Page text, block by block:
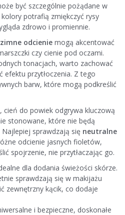
być szczególnie pożądane w
potrafią zmiękczyć rysy
zdrowo i promiennie.
zimne odcienie mogą akcentować
czy cienie pod oczami.
tonacjach, warto zachować
efektu przytłoczenia. Z tego
barw, które mogą podkreślić
, cień do powiek odgrywa kluczową
stonowane, które nie będą
sprawdzają się neutralne
odcienie jasnych fioletów,
spojrzenie, nie przytłaczając go.
dla dodania świeżości skórze.
sprawdzają się w makijażu
zewnętrzny kącik, co dodaje
i bezpieczne, doskonałe